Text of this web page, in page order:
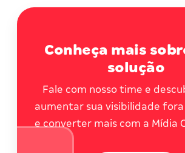
Conheça mais
solução
Fale com nosso time e
aumentar sua visibilidade fora
e converter mais com a Mídia